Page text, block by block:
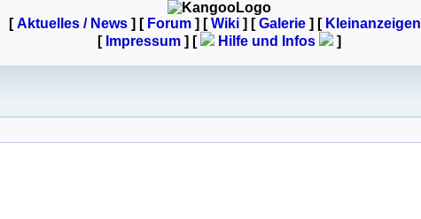
[Aktuelles / News ] [ Forum ] [Wiki ] [Galerie ] [ Kleinanzeigen
[ Impressum] [ Hilfe und Infos ]